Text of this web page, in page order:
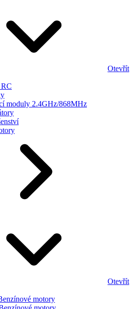
Otevřít
moduly 2.4GHz/868MHz
Otevřít
motory